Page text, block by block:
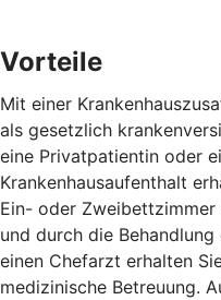
Vorteile
Mit einer
als gesetzlich
eine Privatpatientin oder
Krankenhausaufenthalt
Ein- oder
und durch die
einen Chefarzt erhalten
medizinische Betreuung.